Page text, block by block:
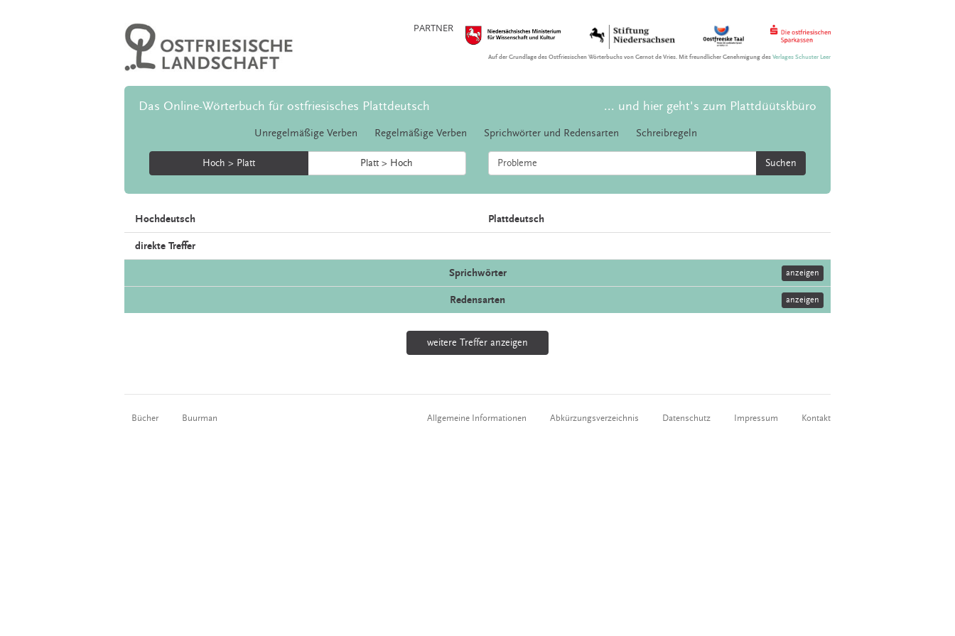
PARTNER
Auf der Grundlage des Ostfriesischen Wörterbuchs von Gernot de Vries. Mit freundlicher Genehmigung desVerlages Schuster Leer
Das Online-Wörterbuch für ostfriesisches Plattdeutsch ... und hier geht's zum Plattdüütskbüro
Unregelmäßige Verben Regelmäßige Verben Sprichwörter und Redensarten Schreibregeln
Hoch > Platt Platt > Hoch Suchen
Hochdeutsch Plattdeutsch
direkte Treffer
Sprichwörter anzeigen
Redensarten anzeigen
weitere Treffer anzeigen
Bücher Buurman Allgemeine Informationen Abkürzungsverzeichnis Datenschutz Impressum Kontakt